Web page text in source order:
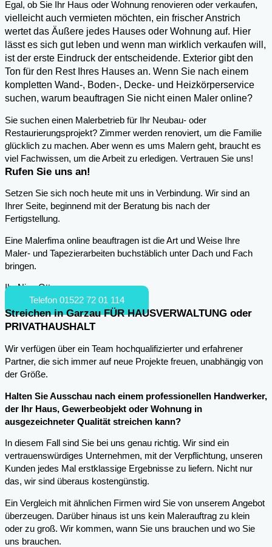
Egal, ob Sie Ihr Haus oder Wohnung renovieren oder verkaufen,
vielleicht auch vermieten möchten, ein frischer Anstrich
wertet das Äußere jedes Hauses oder Wohnung auf. Hier
lässt es sich gut leben und wenn man wirklich verkaufen will,
ist der erste Eindruck der entscheidende. Exterior gibt den
Ton für den Rest Ihres Hauses an. Wenn Sie nach einem
kompletten Wand-, Boden-, Decke- und Heizkörperservice
suchen, warum beauftragen Sie nicht einen Maler online?
Sie suchen einen Malerbetrieb für Ihr Neubau- oder
Restaurierungsprojekt? Zimmer werden renoviert, um die Familie
glücklich zu machen. Aber wenn es ums Malern geht, braucht es
viel Fachwissen, um die Arbeit zu erledigen. Vertrauen Sie uns!
Rufen Sie uns an!
Setzen Sie sich noch heute mit uns in Verbindung. Wir sind an
Ihrer Seite, beginnend mit der Beratung bis nach der
Fertigstellung.
Eine Malerfima online beauftragen ist die Art und Weise Ihre
Maler- und Tapezierarbeiten buchstäblich unter Dach und Fach
bringen.
Ihr Nico Otto
Telefon 01522 72 01 114
Streichen in Garzau FÜR HAUSVERWALTUNG oder
PRIVATHAUSHALT
Wir verfügen über ein Team hochqualifizierter und erfahrener
Partner, die sich immer auf neue Projekte freuen, unabhängig von
der Größe.
Halten Sie Ausschau nach einem professionellen Handwerker,
der Ihr Haus, Gewerbeobjekt oder Wohnung in
ausgezeichneter Qualität streichen kann?
In diesem Fall sind Sie bei uns genau richtig. Wir sind ein
vertrauenswürdiges Unternehmen, mit der Verpflichtung, unseren
Kunden jedes Mal erstklassige Ergebnisse zu liefern. Nicht nur
das, wir sind überaus kostengünstig.
Ein Vergleich mit ähnlichen Firmen wird Sie von unserem Angebot
überzeugen. Darüber hinaus ist uns kein Malerauftrag zu klein
oder zu groß. Wir kommen, wann Sie uns brauchen und wo Sie
uns brauchen.